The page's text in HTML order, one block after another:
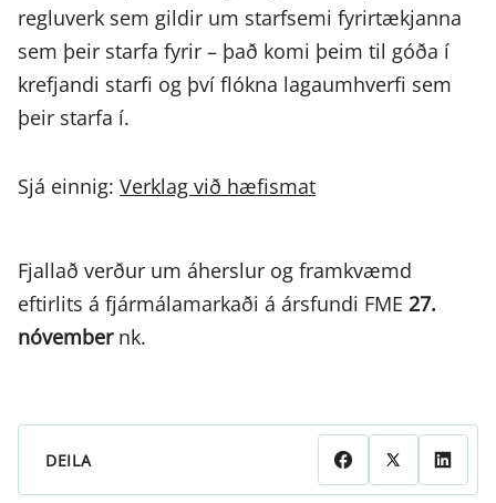
regluverk sem gildir um starfsemi fyrirtækjanna
sem þeir starfa fyrir – það komi þeim til góða í
krefjandi starfi og því flókna lagaumhverfi sem
þeir starfa í.
Sjá einnig: Verklag við hæfismat
Fjallað verður um áherslur og framkvæmd
eftirlits á fjármálamarkaði á ársfundi FME 27.
nóvembernk.
DEILA